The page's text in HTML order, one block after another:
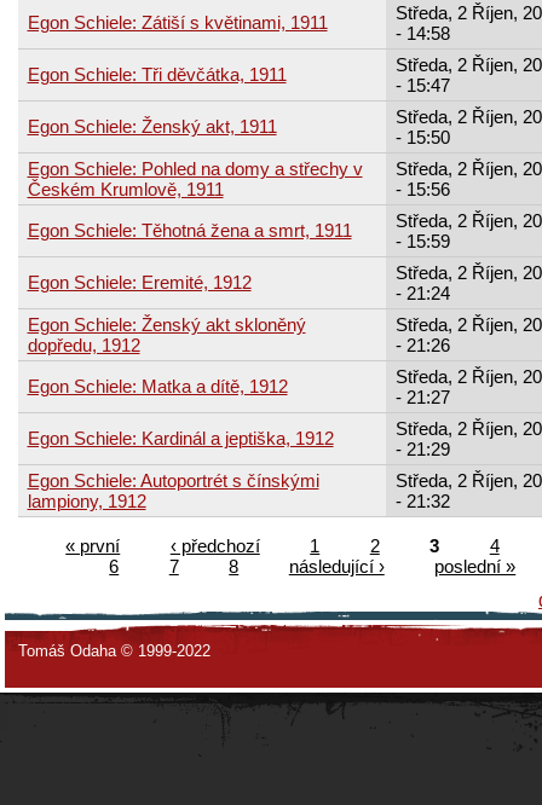
Egon Schiele: Zátiší s květinami, 1911
Středa, 2 Říjen,
- 14:58
Egon Schiele: Tři děvčátka, 1911
Středa, 2 Říjen,
- 15:47
Egon Schiele: Ženský akt, 1911
Středa, 2 Říjen,
- 15:50
Egon Schiele: Pohled na domy a střechy v
Českém Krumlově, 1911
Středa, 2 Říjen,
- 15:56
Egon Schiele: Těhotná žena a smrt, 1911
Středa, 2 Říjen,
- 15:59
Egon Schiele: Eremité, 1912
Středa, 2 Říjen,
- 21:24
Egon Schiele: Ženský akt skloněný
dopředu, 1912
Středa, 2 Říjen,
- 21:26
Egon Schiele: Matka a dítě, 1912
Středa, 2 Říjen,
- 21:27
Egon Schiele: Kardinál a jeptiška, 1912
Středa, 2 Říjen,
- 21:29
Egon Schiele: Autoportrét s čínskými
lampiony, 1912
Středa, 2 Říjen,
- 21:32
« první ‹ předchozí 1 2 3
4
6
7 8 následující ›
poslední »
Tomáš Odaha © 1999-2022